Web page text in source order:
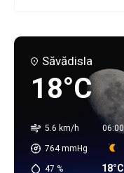
Săvădisla
18°C
5.6 km/h
764mmHg
47 %
06:00
18°C